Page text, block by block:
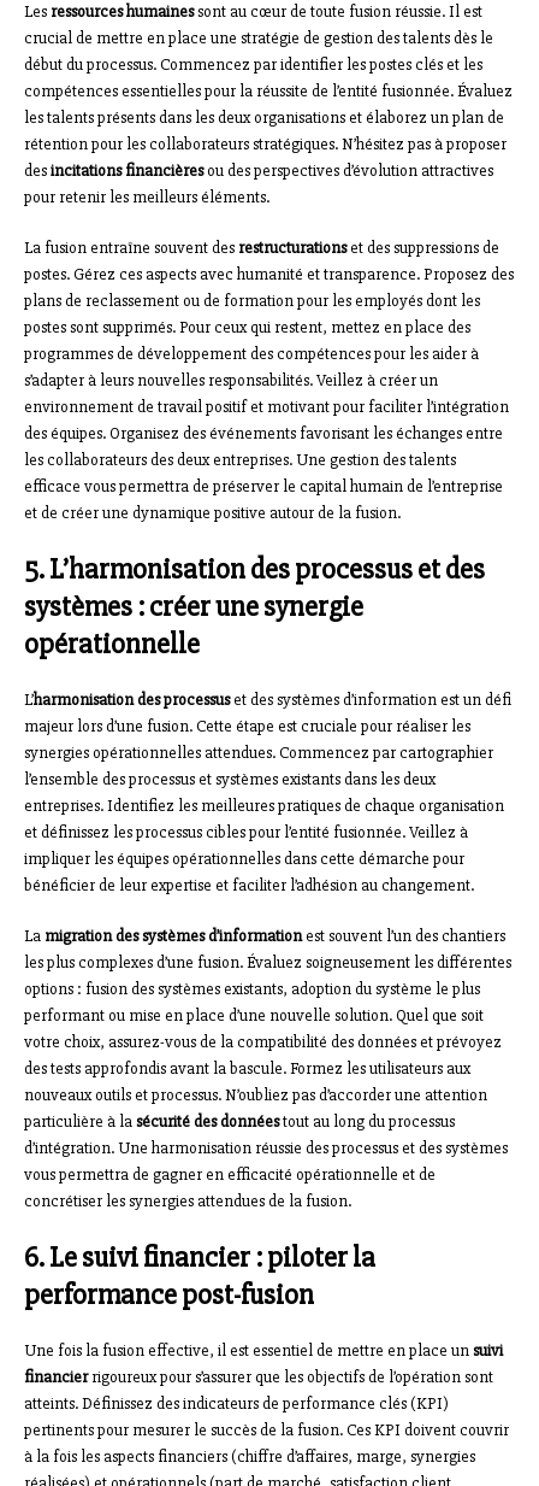
Les ressources humainessont au cœur de toute fusion réussie. Il est
crucial de mettre en place une stratégie de gestion des talents dès le
début du processus. Commencez par identifier les postes clés et les
compétences essentielles pour la réussite de l’entité fusionnée. Évaluez
les talents présents dans les deux organisations et élaborez un plan de
rétention pour les collaborateurs stratégiques. N’hésitez pas à proposer
desincitations financièresou des perspectives d’évolution attractives
pour retenir les meilleurs éléments.
La fusion entraîne souvent des restructurationset des suppressions de
postes. Gérez ces aspects avec humanité et transparence. Proposez des
plans de reclassement ou de formation pour les employés dont les
postes sont supprimés. Pour ceux qui restent, mettez en place des
programmes de développement des compétences pour les aider à
s’adapter à leurs nouvelles responsabilités. Veillez à créer un
environnement de travail positif et motivant pour faciliter l’intégration
des équipes. Organisez des événements favorisant les échanges entre
les collaborateurs des deux entreprises. Une gestion des talents
efficace vous permettra de préserver le capital humain de l’entreprise
et de créer une dynamique positive autour de la fusion.
5. L’harmonisation des processus et des
systèmes : créer une synergie
opérationnelle
L’harmonisation des processuset des systèmes d’information est un défi
majeur lors d’une fusion. Cette étape est cruciale pour réaliser les
synergies opérationnelles attendues. Commencez par cartographier
l’ensemble des processus et systèmes existants dans les deux
entreprises. Identifiez les meilleures pratiques de chaque organisation
et définissez les processus cibles pour l’entité fusionnée. Veillez à
impliquer les équipes opérationnelles dans cette démarche pour
bénéficier de leur expertise et faciliter l’adhésion au changement.
La migration des systèmes d’informationest souvent l’un des chantiers
les plus complexes d’une fusion. Évaluez soigneusement les différentes
options : fusion des systèmes existants, adoption du système le plus
performant ou mise en place d’une nouvelle solution. Quel que soit
votre choix, assurez-vous de la compatibilité des données et prévoyez
des tests approfondis avant la bascule. Formez les utilisateurs aux
nouveaux outils et processus. N’oubliez pas d’accorder une attention
particulière à lasécurité des donnéestout au long du processus
d’intégration. Une harmonisation réussie des processus et des systèmes
vous permettra de gagner en efficacité opérationnelle et de
concrétiser les synergies attendues de la fusion.
6. Le suivi financier : piloter la
performance post-fusion
Une fois la fusion effective, il est essentiel de mettre en place unsuivi
financierrigoureux pour s’assurer que les objectifs de l’opération sont
atteints. Définissez des indicateurs de performance clés (KPI)
pertinents pour mesurer le succès de la fusion. Ces KPI doivent couvrir
à la fois les aspects financiers (chiffre d’affaires, marge, synergies